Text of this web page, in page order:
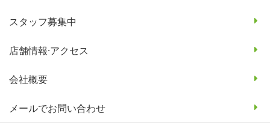
スタッフ募集中
店舗情報·アクセス
会社概要
メールでお問い合わせ